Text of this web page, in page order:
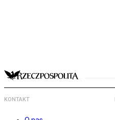
KONTAKT